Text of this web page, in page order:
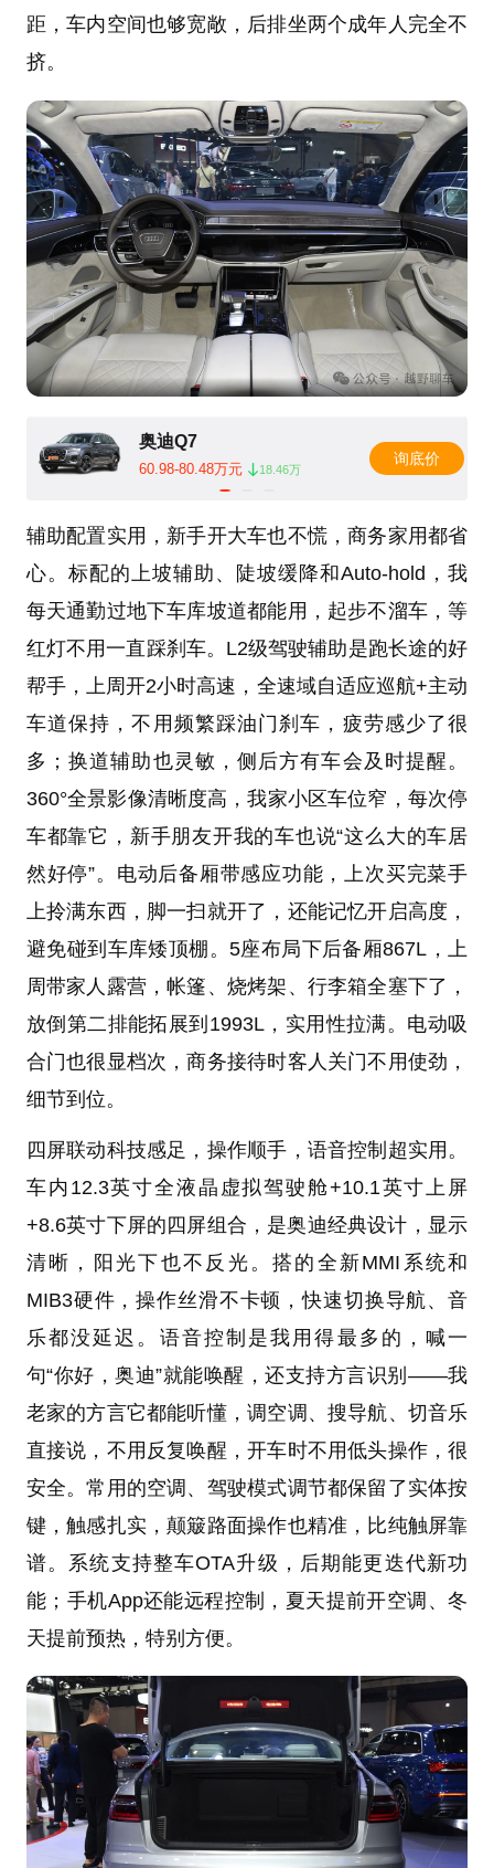
距，车内空间也够宽敞，后排坐两个成年人完全不
挤。
奥迪Q7
60.98-80.48万元 18.46万
询底价
辅助配置实用，新手开大车也不慌，商务家用都省
心。标配的上坡辅助、陡坡缓降和Auto-hold，我
每天通勤过地下车库坡道都能用，起步不溜车，等
红灯不用一直踩刹车。L2级驾驶辅助是跑长途的好
帮手，上周开2小时高速，全速域自适应巡航+主动
车道保持，不用频繁踩油门刹车，疲劳感少了很
多；换道辅助也灵敏，侧后方有车会及时提醒。
360°全景影像清晰度高，我家小区车位窄，每次停
车都靠它，新手朋友开我的车也说“这么大的车居
然好停”。电动后备厢带感应功能，上次买完菜手
上拎满东西，脚一扫就开了，还能记忆开启高度，
避免碰到车库矮顶棚。5座布局下后备厢867L，上
周带家人露营，帐篷、烧烤架、行李箱全塞下了，
放倒第二排能拓展到1993L，实用性拉满。电动吸
合门也很显档次，商务接待时客人关门不用使劲，
细节到位。
四屏联动科技感足，操作顺手，语音控制超实用。
车内12.3英寸全液晶虚拟驾驶舱+10.1英寸上屏
+8.6英寸下屏的四屏组合，是奥迪经典设计，显示
清晰，阳光下也不反光。搭的全新MMI系统和
MIB3硬件，操作丝滑不卡顿，快速切换导航、音
乐都没延迟。语音控制是我用得最多的，喊一
句“你好，奥迪”就能唤醒，还支持方言识别——我
老家的方言它都能听懂，调空调、搜导航、切音乐
直接说，不用反复唤醒，开车时不用低头操作，很
安全。常用的空调、驾驶模式调节都保留了实体按
键，触感扎实，颠簸路面操作也精准，比纯触屏靠
谱。系统支持整车OTA升级，后期能更迭代新功
能；手机App还能远程控制，夏天提前开空调、冬
天提前预热，特别方便。